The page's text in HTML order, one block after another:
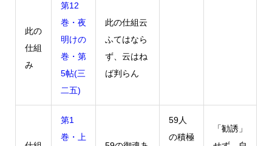
此の
仕組
み
第12
巻・夜
明けの
巻・第
5帖(三
二五)
此の仕組云
ふてはなら
ず、云はね
ば判らん
第1
巻・上
59人
の積極
「勧誘」